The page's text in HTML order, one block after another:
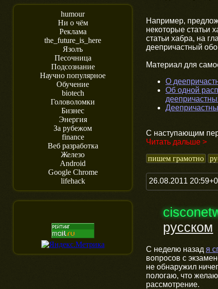
humour
Ни о чём
Реклама
the_future_is_here
Язолъ
Песочница
Подсознание
Научно популярное
Обучение
biotech
Головоломки
Бизнес
Энергия
За рубежом
finance
Веб разработка
Железо
Android
Google Chrome
lifehack
Например,
некоторые статьи
статьи хабра, на
деепричастный
Материал для
О
Об одной
С наступающим
Читать дальше >
пишем грамотно
26.08.2011
русском
С неделю назад я
вопросов с
не обнаружил
пологаю, что
рассмотрение.